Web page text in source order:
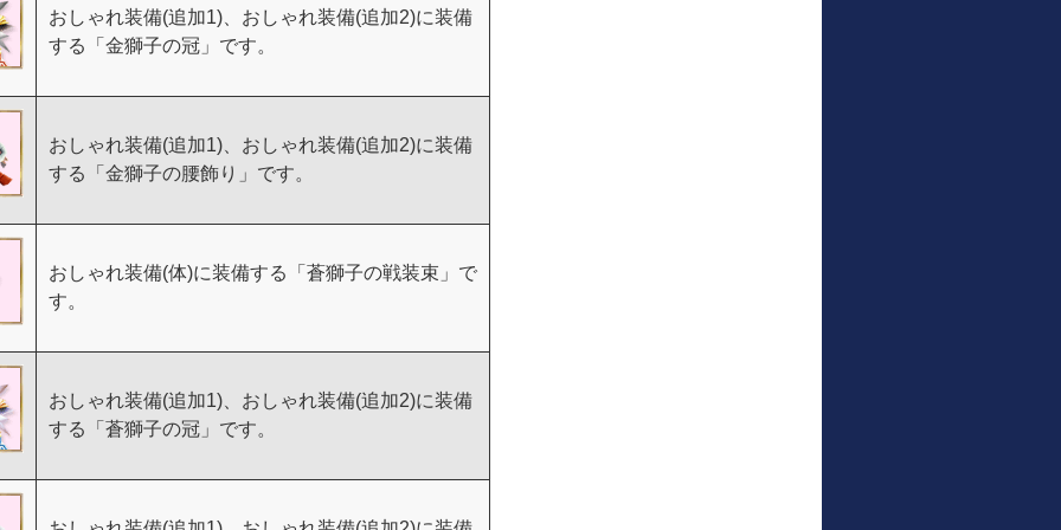
おしゃれ装備(追加1)、おしゃれ装備(追加2)に装備
する「金獅子の冠」です。
おしゃれ装備(追加1)、おしゃれ装備(追加2)に装備
する「金獅子の腰飾り」です。
おしゃれ装備(体)に装備する「蒼獅子の戦装束」で
す。
おしゃれ装備(追加1)、おしゃれ装備(追加2)に装備
する「蒼獅子の冠」です。